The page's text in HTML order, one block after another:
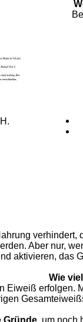
Aber nur,
aktivieren, das
Wie
erfolgen.
Gründe, um noch